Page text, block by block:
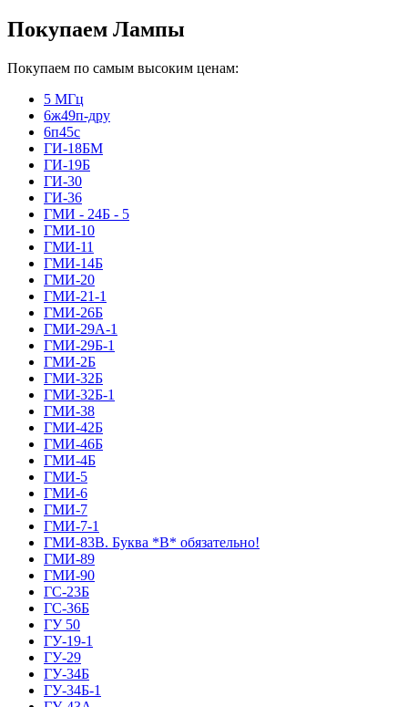
Покупаем Лампы
Покупаем по самым высоким ценам:
5 МГц
6ж49п-дру
6п45с
ГИ-18БМ
ГИ-19Б
ГИ-30
ГИ-36
ГМИ - 24Б - 5
ГМИ-10
ГМИ-11
ГМИ-14Б
ГМИ-20
ГМИ-21-1
ГМИ-26Б
ГМИ-29А-1
ГМИ-29Б-1
ГМИ-2Б
ГМИ-32Б
ГМИ-32Б-1
ГМИ-38
ГМИ-42Б
ГМИ-46Б
ГМИ-4Б
ГМИ-5
ГМИ-6
ГМИ-7
ГМИ-7-1
ГМИ-83В. Буква *В* обязательно!
ГМИ-89
ГМИ-90
ГС-23Б
ГС-36Б
ГУ 50
ГУ-19-1
ГУ-29
ГУ-34Б
ГУ-34Б-1